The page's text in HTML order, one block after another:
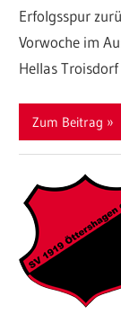
Erfolgsspur
Vorwoche im
Hellas
Zum Beitrag